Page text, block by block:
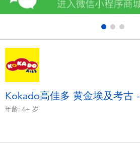
户外及运动产品
模仿，化妆及造型系列
毛绒公仔玩具
Kokado高佳多 黄金埃及考古
年龄: 6+ 岁